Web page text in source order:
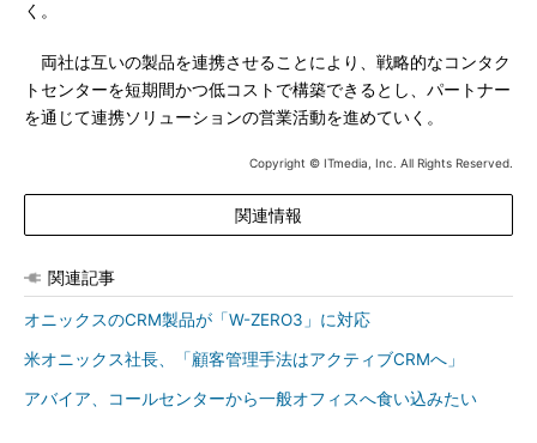
く。
両社は互いの製品を連携させることにより、戦略的なコンタク
トセンターを短期間かつ低コストで構築できるとし、パートナー
を通じて連携ソリューションの営業活動を進めていく。
Copyright © ITmedia, Inc. All Rights Reserved.
関連情報
関連記事
オニックスのCRM製品が「W-ZERO3」に対応
米オニックス社長、「顧客管理手法はアクティブCRMへ」
アバイア、コールセンターから一般オフィスへ食い込みたい